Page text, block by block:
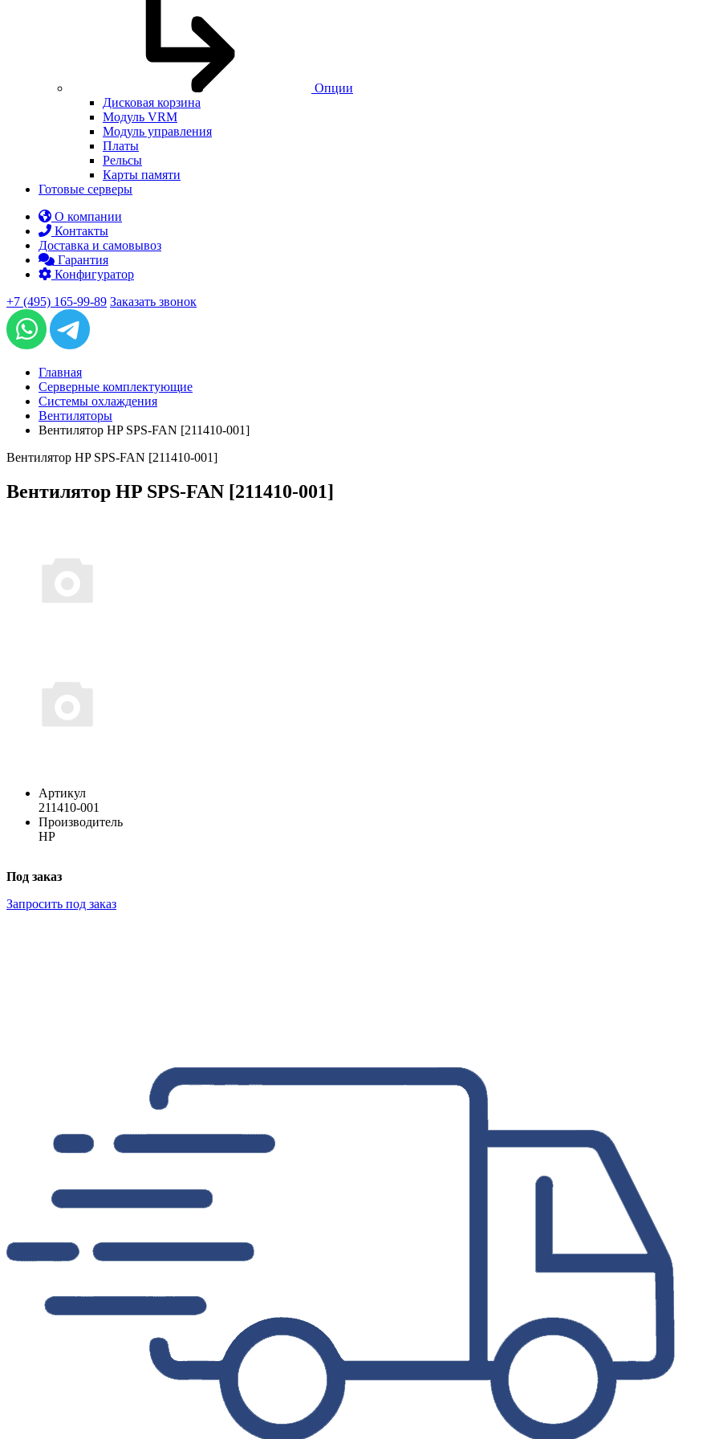
Опции
Дисковая корзина
Модуль VRM
Модуль управления
Платы
Рельсы
Карты памяти
Готовые серверы
О компании
Контакты
Доставка и самовывоз
Гарантия
Конфигуратор
+7 (495) 165-99-89 Заказать звонок
Главная
Серверные комплектующие
Системы охлаждения
Вентиляторы
Вентилятор HP SPS-FAN [211410-001]
Вентилятор HP SPS-FAN [211410-001]
Вентилятор HP SPS-FAN [211410-001]
Артикул
211410-001
Производитель
HP
Под заказ
Запросить под заказ